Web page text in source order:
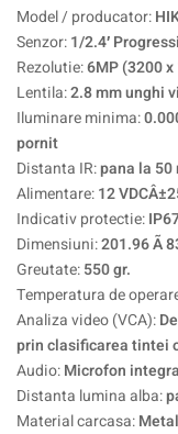
Model / producator:
Senzor:1/2.4′
Rezolutie:6MP (3200
Lentila:2.8 mm unghi
Iluminare minima:
pornit
Distanta IR:pana la 50
Alimentare:12
Indicativ protectie:
Dimensiuni:201.96 Ã
Greutate:550 gr.
Temperatura de
Analiza video (VCA):
prin clasificarea tintei
Audio:Microfon
Distanta lumina alba:
Material carcasa: